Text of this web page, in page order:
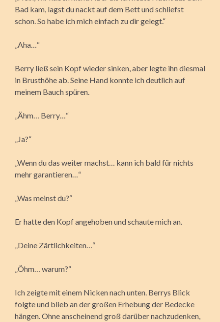
Bad kam, lagst du nackt auf dem Bett und schliefst
schon. So habe ich mich einfach zu dir gelegt.“
„Aha…“
Berry ließ sein Kopf wieder sinken, aber legte ihn diesmal
in Brusthöhe ab. Seine Hand konnte ich deutlich auf
meinem Bauch spüren.
„Ähm… Berry…“
„Ja?“
„Wenn du das weiter machst… kann ich bald für nichts
mehr garantieren…“
„Was meinst du?“
Er hatte den Kopf angehoben und schaute mich an.
„Deine Zärtlichkeiten…“
„Öhm… warum?“
Ich zeigte mit einem Nicken nach unten. Berrys Blick
folgte und blieb an der großen Erhebung der Bedecke
hängen. Ohne anscheinend groß darüber nachzudenken,